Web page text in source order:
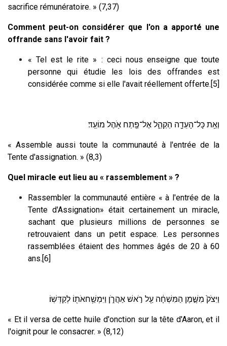
sacrifice rémunératoire. » (7,37)
Comment peut-on considérer que l'on a apporté une
offrande sans l'avoir fait ?
« Tel est le rite » : ceci nous enseigne que toute
personne qui étudie les lois des offrandes est
considérée comme si elle l'avait réellement offerte.[5]
וְאֵ֥ת כָּל־הָעֵדָ֖ה הַקְהֵ֑ל אֶל־פֶּ֖תַח אֹ֥הֶל מוֹעֵֽד׃
« Assemble aussi toute la communauté à l'entrée de la
Tente d'assignation. » (8,3)
Quel miracle eut lieu au « rassemblement » ?
Rassembler la communauté entière « à l'entrée de la
Tente d'Assignation» était certainement un miracle,
sachant que plusieurs millions de personnes se
retrouvaient dans un petit espace. Les personnes
rassemblées étaient des hommes âgés de 20 à 60
ans.[6]
וַיִּצֹק֙ מִשֶּׁ֣מֶן הַמִּשְׁחָ֔ה עַ֖ל רֹ֣אשׁ אַהֲרֹ֑ן וַיִּמְשַׁ֥חאֹת֖וֹ לְקַדְּשֽׁוֹ׃
« Et il versa de cette huile d'onction sur la tête d'Aaron, et il
l'oignit pour le consacrer. » (8,12)